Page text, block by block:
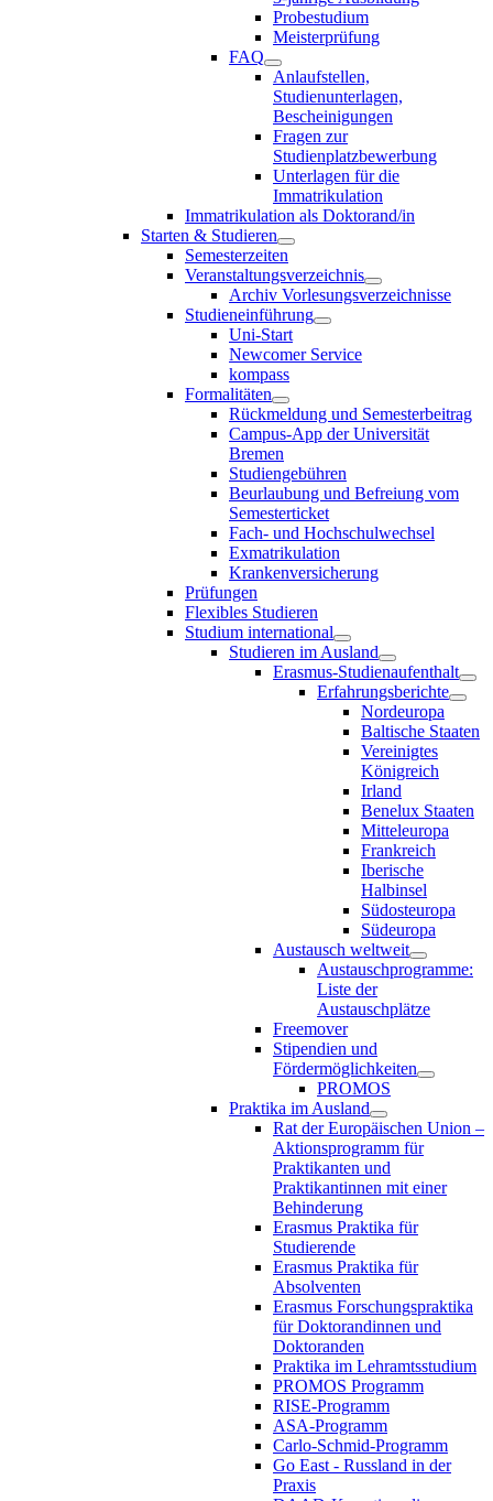
Probestudium
Meisterprüfung
FAQ
Anlaufstellen,
Studienunterlagen,
Bescheinigungen
Fragen zur
Studienplatzbewerbung
Unterlagen für die
Immatrikulation
Immatrikulation als Doktorand/in
Starten & Studieren
Semesterzeiten
Veranstaltungsverzeichnis
Archiv Vorlesungsverzeichnisse
Studieneinführung
Uni-Start
Newcomer Service
kompass
Formalitäten
Rückmeldung und Semesterbeitrag
Campus-App der Universität
Bremen
Studiengebühren
Beurlaubung und Befreiung vom
Semesterticket
Fach- und Hochschulwechsel
Exmatrikulation
Krankenversicherung
Prüfungen
Flexibles Studieren
Studium international
Studieren im Ausland
Erasmus-Studienaufenthalt
Erfahrungsberichte
Nordeuropa
Baltische Staaten
Vereinigtes
Königreich
Irland
Benelux Staaten
Mitteleuropa
Frankreich
Iberische
Halbinsel
Südosteuropa
Südeuropa
Austausch weltweit
Austauschprogramme:
Liste der
Austauschplätze
Freemover
Stipendien und
Fördermöglichkeiten
PROMOS
Praktika im Ausland
Rat der Europäischen Union –
Aktionsprogramm für
Praktikanten und
Praktikantinnen mit einer
Behinderung
Erasmus Praktika für
Studierende
Erasmus Praktika für
Absolventen
Erasmus Forschungspraktika
für Doktorandinnen und
Doktoranden
Praktika im Lehramtsstudium
PROMOS Programm
RISE-Programm
ASA-Programm
Carlo-Schmid-Programm
Go East - Russland in der
Praxis